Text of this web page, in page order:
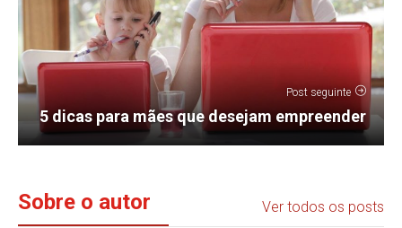
Post seguinte
5 dicas para mães que desejam empreender
Sobre o autor Ver todos os posts